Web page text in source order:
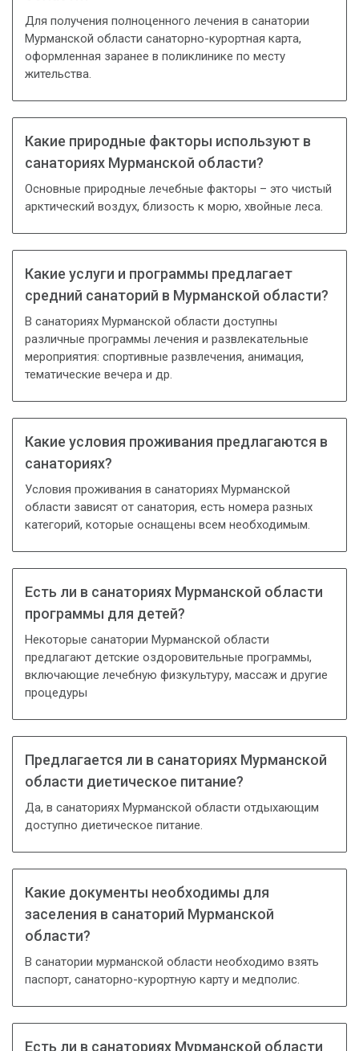
Для получения полноценного лечения в санатории
Мурманской области санаторно-курортная карта,
оформленная заранее в поликлинике по месту
жительства.
Какие природные факторы используют в
санаториях Мурманской области?
Основные природные лечебные факторы – это чистый
арктический воздух, близость к морю, хвойные леса.
Какие услуги и программы предлагает
средний санаторий в Мурманской области?
В санаториях Мурманской области доступны
различные программы лечения и развлекательные
мероприятия: спортивные развлечения, анимация,
тематические вечера и др.
Какие условия проживания предлагаются в
санаториях?
Условия проживания в санаториях Мурманской
области зависят от санатория, есть номера разных
категорий, которые оснащены всем необходимым.
Есть ли в санаториях Мурманской области
программы для детей?
Некоторые санатории Мурманской области
предлагают детские оздоровительные программы,
включающие лечебную физкультуру, массаж и другие
процедуры
Предлагается ли в санаториях Мурманской
области диетическое питание?
Да, в санаториях Мурманской области отдыхающим
доступно диетическое питание.
Какие документы необходимы для
заселения в санаторий Мурманской
области?
В санатории мурманской области необходимо взять
паспорт, санаторно-курортную карту и медполис.
Есть ли в санаториях Мурманской области